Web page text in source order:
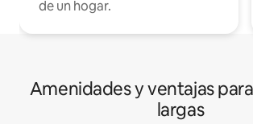
de un hogar.
Amenidades y ventajas
largas